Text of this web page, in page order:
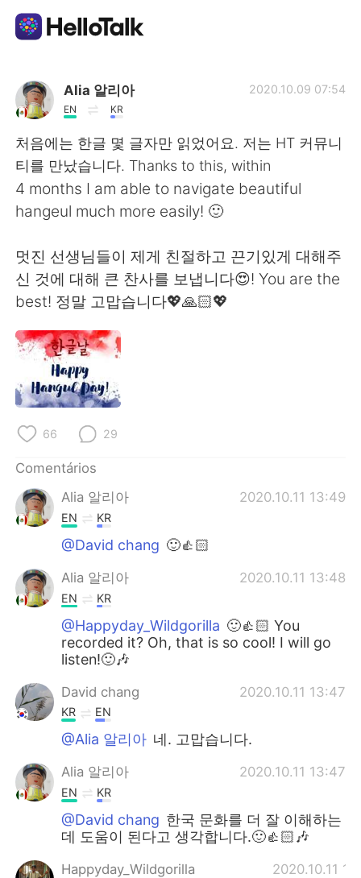
Aplicativo de troca de idioma
AI Grammar Checker
Português
繁體中文 Español
Deutsch
한국어
Italiano
Tiếng Việt
Alia 알리아
EN KR
2020.10.09 07:54
처음에는 한글 몇 글자만 읽었어요. 저는 HT 커뮤니
티를 만났습니다. Thanks to this, within
4 months I am able to navigate beautiful
hangeul much more easily! 🙂
멋진 선생님들이 제게 친절하고 끈기있게 대해주
신 것에 대해 큰 찬사를 보냅니다😍! You are the
best! 정말 고맙습니다💖🙏🏻💖
66 29
Comentários
Alia 알리아
2020.10.11 13:49
EN KR
@David chang 🙂👍🏻
Alia 알리아 2020.10.11 13:48
EN KR
@Happyday_Wildgorilla 🙂👍🏻 You
recorded it? Oh, that is so cool! I will go
listen!🙂🎶
David chang 2020.10.11 13:47
KR EN
@Alia 알리아 네. 고맙습니다.
Alia 알리아 2020.10.11 13:47
EN KR
@David chang 한국 문화를 더 잘 이해하는
데 도움이 된다고 생각합니다.🙂👍🏻🎶
Happyday_Wildgorilla 2020.10.11